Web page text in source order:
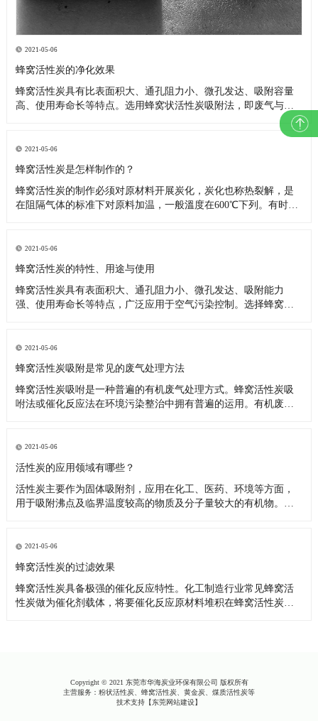
2021-05-06
蜂窝活性炭的净化效果
蜂窝活性炭具有比表面积大、通孔阻力小、微孔发达、吸附容量
高、使用寿命长等特点。选用蜂窝状活性炭吸附法，即废气与大
表面积多孔活性炭接触，废气中的污染物被吸附分解，起到净化
作用。采用的环保设备废气处理净化效率高，吸附床体积小，设
备能耗低，可降低制造成本和运行成本，净化后的气体完全符合
环保排放要求。
2021-05-06
蜂窝活性炭是怎样制作的？
蜂窝活性炭的制作必须对原材料开展炭化，炭化也称热裂解，是
在阻隔气体的标准下对原料加温，一般溫度在600℃下列。有时候
残片，并再次融合成平稳的构造。这种残片可能是由一些微结晶
构成。微结晶
2021-05-06
蜂窝活性炭的特性、用途与使用
蜂窝活性炭具有表面积大、通孔阻力小、微孔发达、吸附能力
强、使用寿命长等特点，广泛应用于空气污染控制。选择蜂窝活
广泛应用于各种气体净化设备和废气处理工程中。实践证明，净
化效果比普
2021-05-06
蜂窝活性炭吸附是常见的废气处理方法
蜂窝活性炭吸咐是一种普遍的有机废气处理方式。蜂窝活性炭吸
咐法或催化反应法在环境污染整治中拥有普遍的运用。有机废气
汽体吸咐的蜂窝活性炭是颗粒的，微孔板构造更为比较发达。上
述固定不动粘附床
2021-05-06
活性炭的应用领域有哪些？
活性炭主要作为固体吸附剂，应用在化工、医药、环境等方面，
用于吸附沸点及临界温度较高的物质及分子量较大的有机物。在
通讯、能源、生物工程和生命科学等领域。 （1）处理含油污水
吸附法进
2021-05-06
蜂窝活性炭的过滤效果
蜂窝活性炭具备极强的催化反应特性。化工制造行业常见蜂窝活
性炭做为催化剂载体，将要催化反应原材料堆积在蜂窝活性炭块
Copyright © 2021 东莞市华海炭业环保有限公司 版权所有
主营服务：粉状活性炭、蜂窝活性炭、黄金炭、煤质活性炭等
技术支持【东莞网站建设】